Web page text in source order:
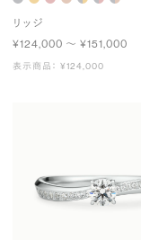
リッジ
¥124,000 〜 ¥151,000
表示商品： ¥124,000